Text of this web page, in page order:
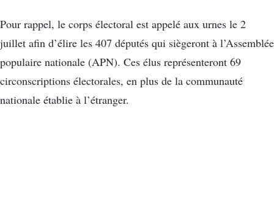
Pour rappel, le corps électoral est appelé aux urnes le 2
juillet afin d’élire les 407 députés qui siègeront à l’Assemblée
populaire nationale (APN). Ces élus représenteront 69
circonscriptions électorales, en plus de la communauté
nationale établie à l’étranger.